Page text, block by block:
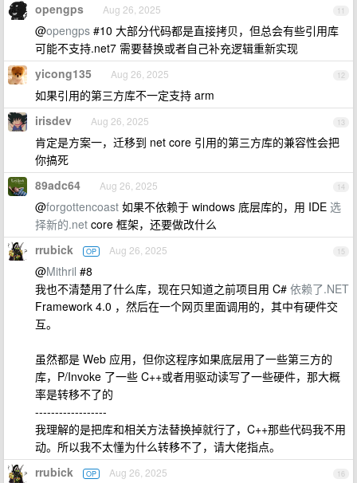
11
opengps Aug 26, 2025
@opengps #10 大部分代码都是直接拷贝，但总会有些引用库
可能不支持.net7 需要替换或者自己补充逻辑重新实现
12
yicong135 Aug 26, 2025
如果引用的第三方库不一定支持 arm
13
irisdev Aug 26, 2025
肯定是方案一，迁移到 net core 引用的第三方库的兼容性会把
你搞死
14
89adc64 Aug 26, 2025
@forgottencoast 如果不依赖于 windows 底层库的，用 IDE 选
择新的.net core 框架，还要做改什么
15
rrubick OP Aug 26, 2025
@Mithril #8
我也不清楚用了什么库，现在只知道之前项目用 C# 依赖了.NET
Framework 4.0 ，然后在一个网页里面调用的，其中有硬件交
互。
虽然都是 Web 应用，但你这程序如果底层用了一些第三方的
库，P/Invoke 了一些 C++或者用驱动读写了一些硬件，那大概
率是转移不了的
------------------
我理解的是把库和相关方法替换掉就行了，C++那些代码我不用
动。所以我不太懂为什么转移不了，请大佬指点。
16
rrubick OP Aug 26, 2025